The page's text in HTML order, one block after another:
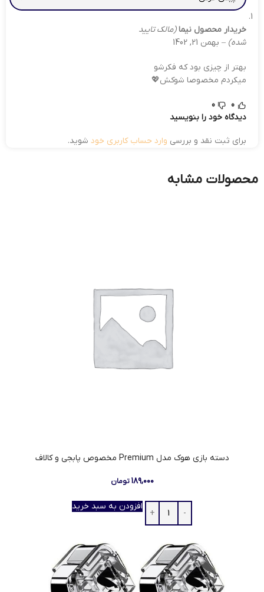
خریدار محصول نیما(مالک تایید
شده) – بهمن 21, 1402
بهتر از چیزی بود که فکرشو
میکردم مخصوصا شوکش💖
0
0
دیدگاه خود را بنویسید
برای ثبت نقد و بررسی وارد حساب کاربری خود شوید.
محصولات مشابه
دسته بازی هوک مدل Premium مخصوص پابجی و کالاف
۱۸۹,۰۰۰ تومان
افزودن به سبد خرید